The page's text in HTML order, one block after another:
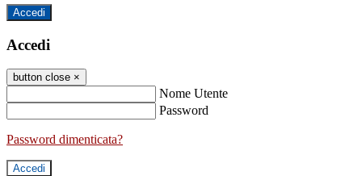
Accedi
Accedi
button close ×
Nome Utente
Password
Password dimenticata?